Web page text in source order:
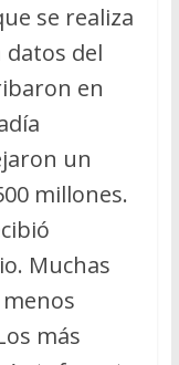
se realiza
datos del
en
un
millones.
Muchas
más